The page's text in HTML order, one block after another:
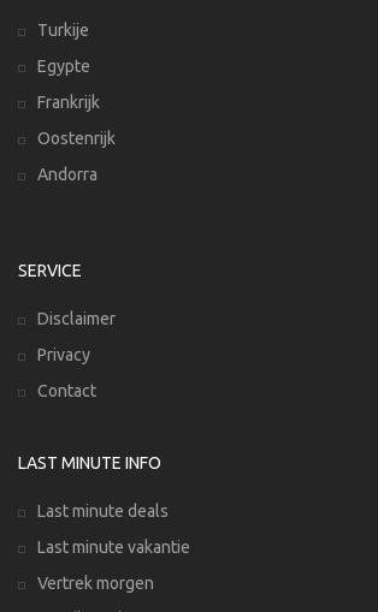
Turkije
Egypte
Frankrijk
Oostenrijk
Andorra
SERVICE
Disclaimer
Privacy
Contact
LAST MINUTE INFO
Last minute deals
Last minute vakantie
Vertrek morgen